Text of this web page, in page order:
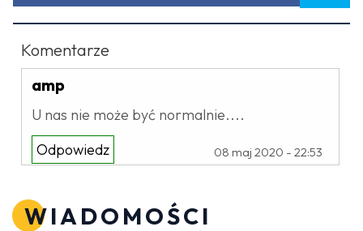
Komentarze
amp
U nas nie może być normalnie....
08 maj 2020 - 22:53
Odpowiedz
WIADOMOŚCI